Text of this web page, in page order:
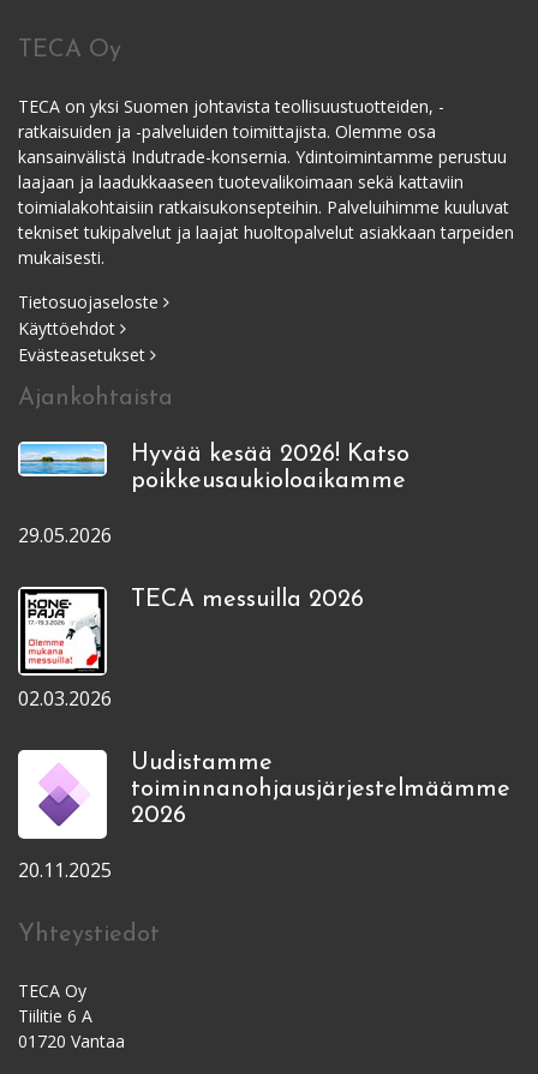
TECA Oy
TECA on yksi Suomen johtavista teollisuustuotteiden, -
ratkaisuiden ja -palveluiden toimittajista. Olemme osa
kansainvälistä Indutrade-konsernia. Ydintoimintamme perustuu
laajaan ja laadukkaaseen tuotevalikoimaan sekä kattaviin
toimialakohtaisiin ratkaisukonsepteihin. Palveluihimme kuuluvat
tekniset tukipalvelut ja laajat huoltopalvelut asiakkaan tarpeiden
mukaisesti.
Tietosuojaseloste
Käyttöehdot
Evästeasetukset
Ajankohtaista
Hyvää kesää 2026! Katso
poikkeusaukioloaikamme
29.05.2026
TECA messuilla 2026
02.03.2026
Uudistamme
toiminnanohjausjärjestelmäämme
2026
20.11.2025
Yhteystiedot
TECA Oy
Tiilitie 6 A
01720 Vantaa